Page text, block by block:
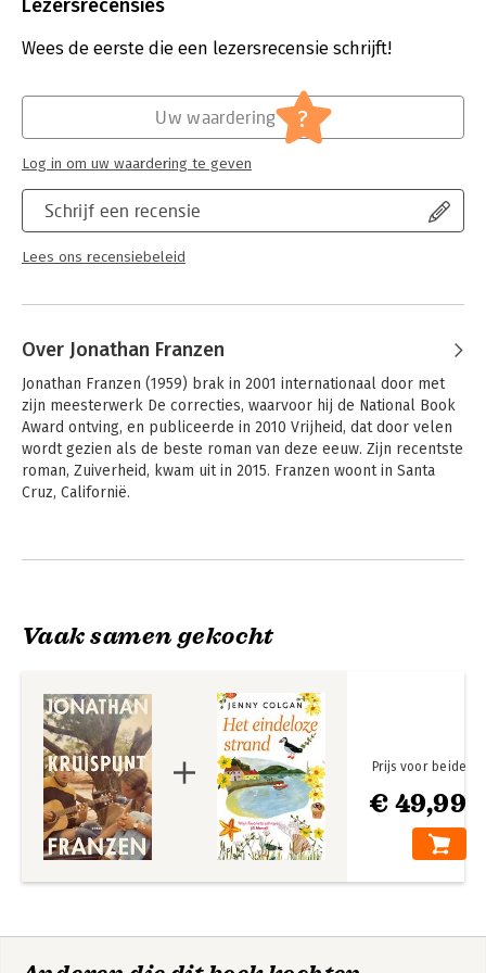
Verschijningsdatum:
27-9-2021
Literatuur en romans
Lezersrecensies
Wees de eerste die een lezersrecensie schrijft!
Schrijf een recensie
Lees ons recensiebeleid
Uw waardering ?
Log in om uw waardering te geven
Over Jonathan Franzen
Jonathan Franzen (1959) brak in 2001 internationaal door met
zijn meesterwerk De correcties, waarvoor hij de National Book
Award ontving, en publiceerde in 2010 Vrijheid, dat door velen
wordt gezien als de beste roman van deze eeuw. Zijn recentste
roman, Zuiverheid, kwam uit in 2015. Franzen woont in Santa
Cruz, Californië.
Andere boeken door Jonathan
Kruispunt De correcties
Vaak samen gekocht
€ 49,99
Prijs voor beide